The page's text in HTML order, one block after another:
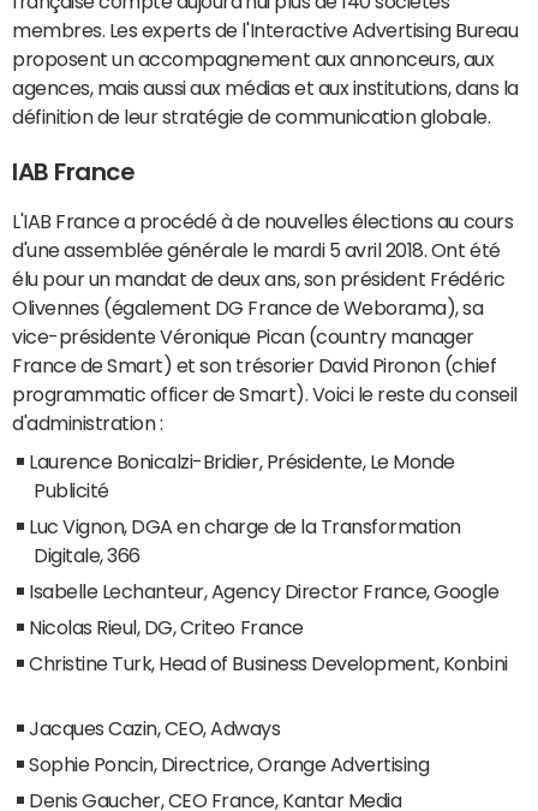
membres. Les experts de l'Interactive Advertising Bureau
proposent un accompagnement aux annonceurs, aux
agences, mais aussi aux médias et aux institutions, dans la
définition de leur stratégie de communication globale.
IAB France
L'IAB France a procédé à de nouvelles élections au cours
d'une assemblée générale le mardi 5 avril 2018. Ont été
élu pour un mandat de deux ans, son président Frédéric
Olivennes (également DG France de Weborama), sa
vice-présidente Véronique Pican (country manager
France de Smart) et son trésorier David Pironon (chief
programmatic officer de Smart). Voici le reste du conseil
d'administration :
Laurence Bonicalzi-Bridier, Présidente, Le Monde
Publicité
Luc Vignon, DGA en charge de la Transformation
Digitale, 366
Isabelle Lechanteur, Agency Director France, Google
Nicolas Rieul, DG, Criteo France
Christine Turk, Head of Business Development, Konbini
Jacques Cazin, CEO, Adways
Sophie Poncin, Directrice, Orange Advertising
Denis Gaucher, CEO France, Kantar Media